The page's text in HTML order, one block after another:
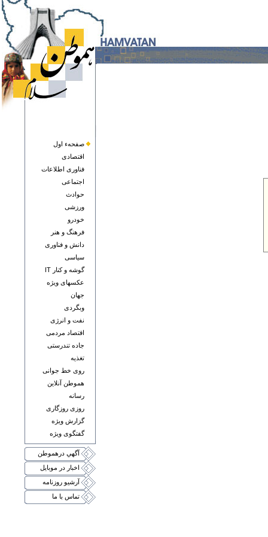
صفحهء اول
اقتصادی
فناوری اطلاعات
اجتماعی
حوادث
ورزشی
خودرو
فرهنگ و هنر
دانش و فناوری
سياسی
گوشه و کنار IT
عکسهای ويژه
جهان
وبگردی
نفت و انرژی
اقتصاد مردمی
جاده تندرستی
تغذيه
روی خط جوانی
هموطن آنلاين
رسانه
روزی روزگاری
گزارش ويژه
گفتگوی ويژه
آگهي درهموطن
اخبار در موبايل
آرشيو روزنامه
تماس با ما